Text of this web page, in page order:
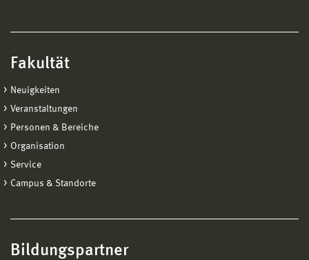
Fakultät
Neuigkeiten
Veranstaltungen
Personen & Bereiche
Organisation
Service
Campus & Standorte
Bildungspartner